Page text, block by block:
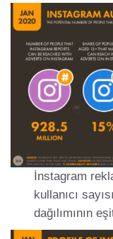
İnstagram
kullanıcı
dağılımının